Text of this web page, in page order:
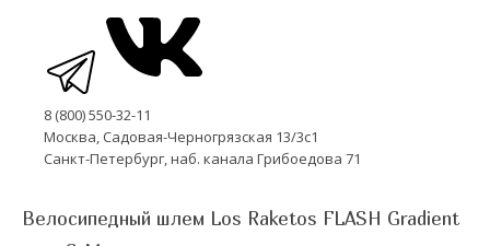
8 (800) 550-32-11
Москва, Садовая-Черногрязская 13/3с1
Санкт-Петербург, наб. канала Грибоедова 71
Велосипедный шлем Los Raketos FLASH Gradient